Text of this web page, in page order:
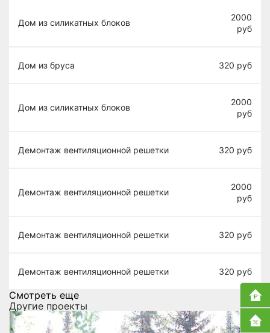
Дом из силикатных блоков
2000
руб
Дом из бруса 320 руб
Дом из силикатных блоков
2000
руб
Демонтаж вентиляционной решетки 320 руб
Демонтаж вентиляционной решетки
2000
руб
Демонтаж вентиляционной решетки 320 руб
Демонтаж вентиляционной решетки 320 руб
Смотреть еще
Другие проекты